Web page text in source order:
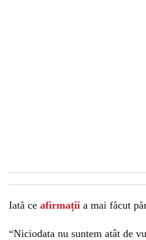
Iată ce afirmații a mai făcut
“Niciodata nu suntem atât de